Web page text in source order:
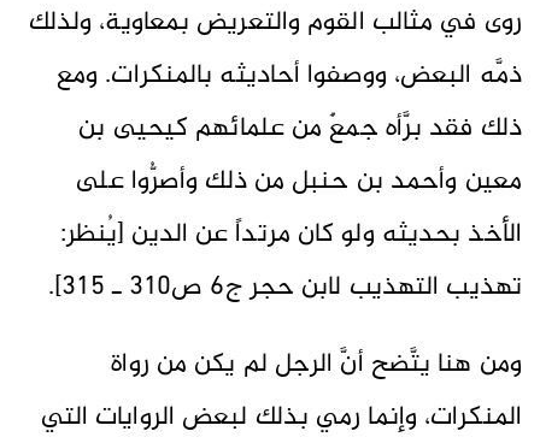
روى في مثالب القوم والتعريض بمعاوية، ولذلك
ذمَّه البعض، ووصفوا أحاديثه بالمنكرات. ومع
ذلك فقد برَّأه جمعٌ من علمائهم كيحيى بن
معين وأحمد بن حنبل من ذلك وأصرُّوا على
الأخذ بحديثه ولو كان مرتداً عن الدين [يُنظر:
تهذيب التهذيب لابن حجر ج6 ص310 ـ 315].
ومن هنا يتَّضح أنَّ الرجل لم يكن من رواة
المنكرات، وإنما رمي بذلك لبعض الروايات التي